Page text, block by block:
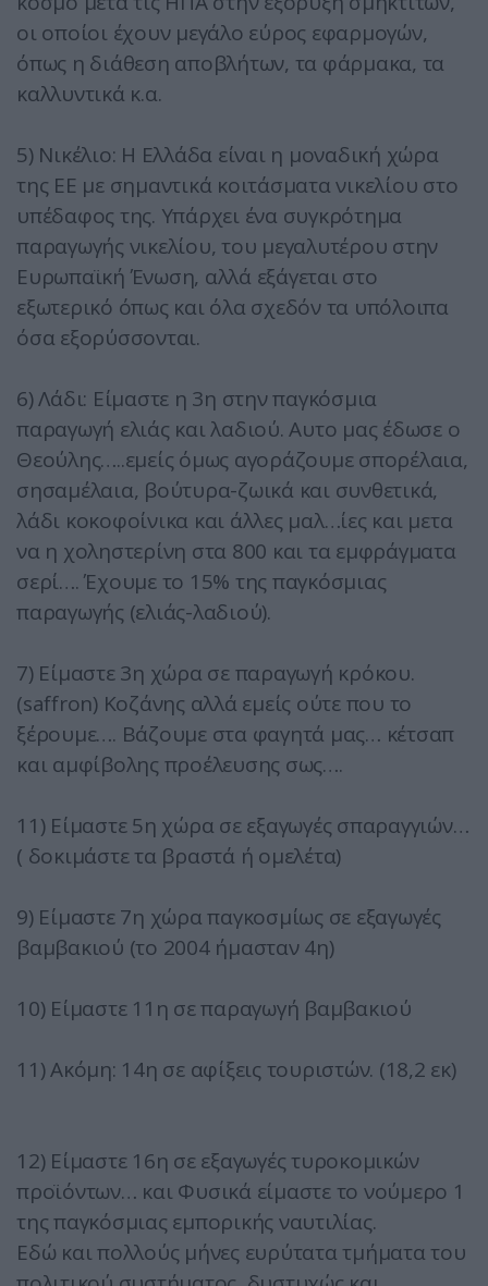
οι οποίοι έχουν μεγάλο εύρος εφαρμογών,
όπως η διάθεση αποβλήτων, τα φάρμακα, τα
καλλυντικά κ.α.
5) Νικέλιο: H Ελλάδα είναι η μοναδική χώρα
της ΕΕ με σημαντικά κοιτάσματα νικελίου στο
υπέδαφος της. Υπάρχει ένα συγκρότημα
παραγωγής νικελίου, του μεγαλυτέρου στην
Ευρωπαϊκή Ένωση, αλλά εξάγεται στο
εξωτερικό όπως και όλα σχεδόν τα υπόλοιπα
όσα εξορύσσονται.
6) Λάδι: Είμαστε η 3η στην παγκόσμια
παραγωγή ελιάς και λαδιού. Αυτο μας έδωσε ο
Θεούλης…..εμείς όμως αγοράζουμε σπορέλαια,
σησαμέλαια, βούτυρα-ζωικά και συνθετικά,
λάδι κοκοφοίνικα και άλλες μαλ…ίες και μετα
να η χοληστερίνη στα 800 και τα εμφράγματα
σερί…. Έχουμε το 15% της παγκόσμιας
παραγωγής (ελιάς-λαδιού).
7) Είμαστε 3η χώρα σε παραγωγή κρόκου.
(saffron) Κοζάνης αλλά εμείς ούτε που το
ξέρουμε…. Βάζουμε στα φαγητά μας… κέτσαπ
και αμφίβολης προέλευσης σως….
11) Είμαστε 5η χώρα σε εξαγωγές σπαραγγιών…
( δοκιμάστε τα βραστά ή ομελέτα)
9) Είμαστε 7η χώρα παγκοσμίως σε εξαγωγές
βαμβακιού (τo 2004 ήμασταν 4η)
10) Είμαστε 11η σε παραγωγή βαμβακιού
11) Ακόμη: 14η σε αφίξεις τουριστών. (18,2 εκ)
12) Είμαστε 16η σε εξαγωγές τυροκομικών
προϊόντων… και Φυσικά είμαστε το νούμερο 1
της παγκόσμιας εμπορικής ναυτιλίας.
Εδώ και πολλούς μήνες ευρύτατα τμήματα του